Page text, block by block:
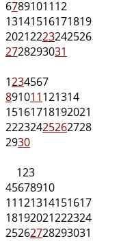
6789101112
13141516171819
20212223242526
2728293031
1234567
891011121314
15161718192021
22232425262728
2930
123
45678910
11121314151617
18192021222324
25262728293031